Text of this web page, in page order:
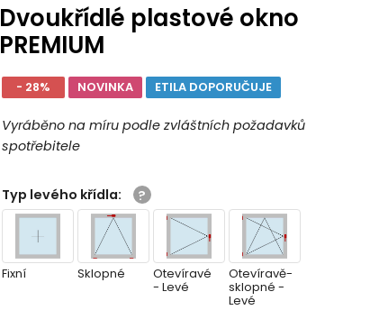
Dvoukřídlé plastové okno
PREMIUM
- 28% NOVINKA ETILA DOPORUČUJE
Vyráběno na míru podle zvláštních požadavků
spotřebitele
Typ levého křídla:
Fixní Sklopné Otevíravé
- Levé
Otevíravě-
sklopné -
Levé